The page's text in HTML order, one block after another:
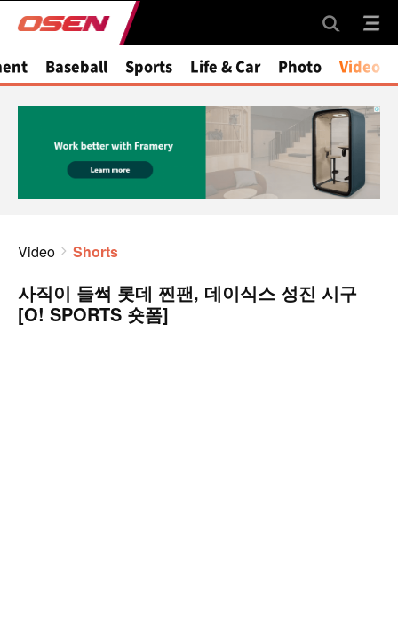
Baseball Sports Life & Car Photo Video
Video Shorts
사직이 들썩 롯데 찐팬, 데이식스 성진 시구
[O! SPORTS 숏폼]